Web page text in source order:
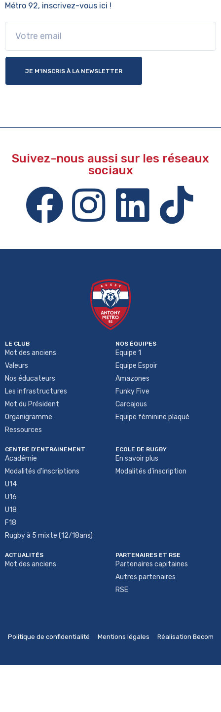
Métro 92, inscrivez-vous ici !
JE M'INSCRIS À LA NEWSLETTER
Suivez-nous aussi sur les réseaux
sociaux
LE CLUB
Mot des anciens
Valeurs
Nos éducateurs
Les infrastructures
Mot du Président
Organigramme
Ressources
NOS ÉQUIPES
Equipe 1
Equipe Espoir
Amazones
Funky Five
Carcajous
Equipe féminine plaqué
CENTRE D'ENTRAINEMENT
Académie
Modalités d'inscriptions
U14
U16
U18
F18
Rugby à 5 mixte (12/18ans)
ECOLE DE RUGBY
En savoir plus
Modalités d'inscription
ACTUALITÉS
Mot des anciens
PARTENAIRES ET RSE
Partenaires capitaines
Autres partenaires
RSE
Politique de confidentialité Mentions légales Réalisation Becom